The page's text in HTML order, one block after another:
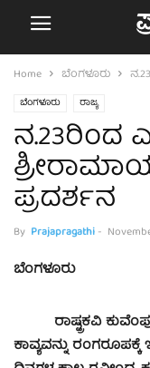
Home ಬೆಂಗಳೂರು
ಬೆಂಗಳೂರು ರಾಜ್ಯ
ನ.23ರಿಂದ
ಪ್ರದರ್ಶನ
By Prajapragathi-
ಬೆಂಗಳೂರು
ರಾಷ್ಟ್ರಕವಿ
ಕಾವ್ಯವನ್ನು